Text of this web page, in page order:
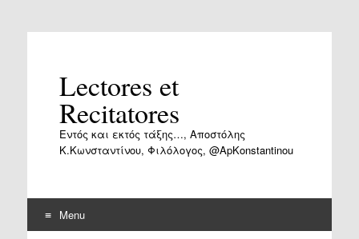
Lectores et
Recitatores
Εντός και εκτός τάξης…, Αποστόλης
Κ.Κωνσταντίνου, Φιλόλογος, @ApKonstantinou
Menu